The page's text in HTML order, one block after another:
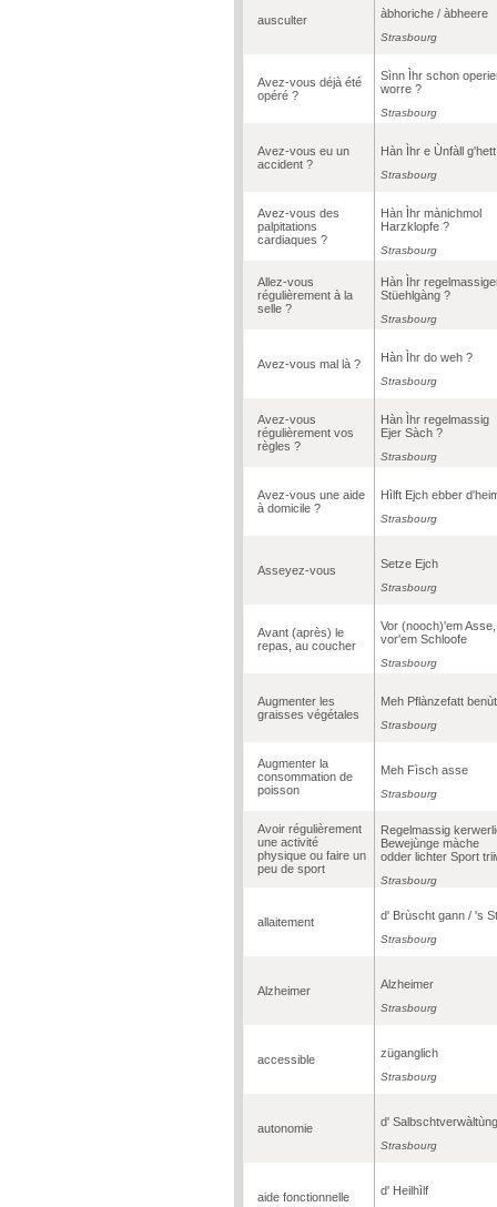
ausculter àbhoriche / àbheere
Strasbourg
Avez-vous déjà été
opéré ?
Sìnn Ìhr schon
worre ?
Strasbourg
Avez-vous eu un
accident ?
Hàn Ìhr e Ùnfàll
Strasbourg
Avez-vous des
palpitations
cardiaques ?
Hàn Ìhr mànichmol
Harzklopfe ?
Strasbourg
Allez-vous
régulièrement à la
selle ?
Hàn Ìhr
Stüehlgàng ?
Strasbourg
Avez-vous mal là ? Hàn Ìhr do weh ?
Strasbourg
Avez-vous
régulièrement vos
règles ?
Hàn Ìhr regelmassig
Ejer Sàch ?
Strasbourg
Avez-vous une aide
à domicile ?
Hìlft Ejch ebber
Strasbourg
Asseyez-vous Setze Ejch
Strasbourg
Avant (après) le
repas, au coucher
Vor (nooch)'em Asse,
vor'em Schloofe
Strasbourg
Augmenter les
graisses végétales
Meh Pflànzefatt
Strasbourg
Augmenter la
consommation de
poisson
Meh Fìsch asse
Strasbourg
Avoir régulièrement
une activité
physique ou faire un
peu de sport
Regelmassig
Bewejùnge màche
odder lichter Sport
Strasbourg
allaitement d' Brùscht gann / 's
Strasbourg
Alzheimer Alzheimer
Strasbourg
accessible züganglich
Strasbourg
autonomie d' Salbschtverwàltùng
Strasbourg
aide fonctionnelle d' Heilhìlf